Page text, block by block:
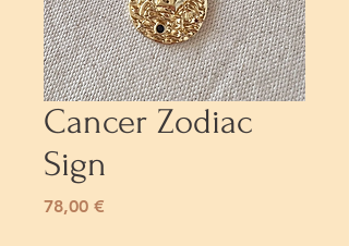
Cancer Zodiac
Sign
78,00 €